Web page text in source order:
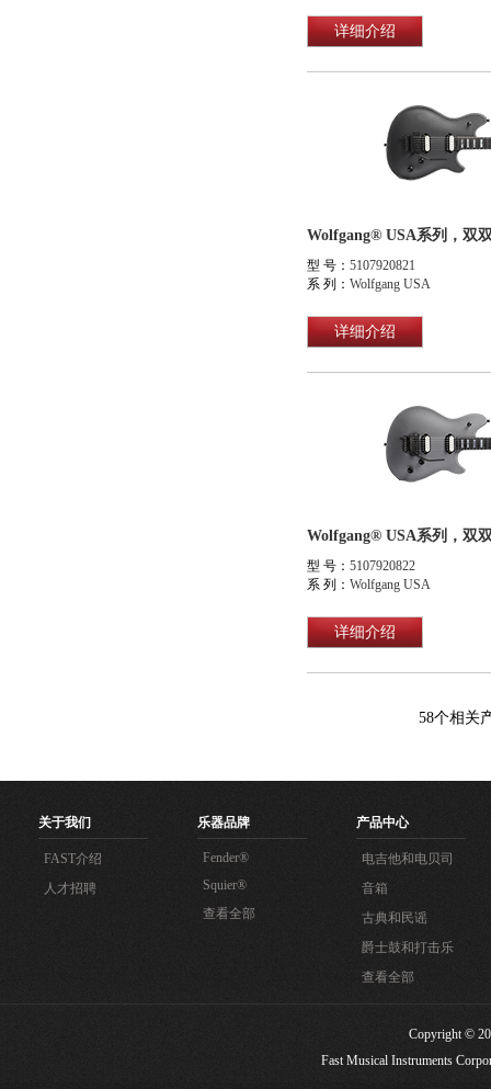
详细介绍
型 号： 5107920821
系 列： Wolfgang USA
详细介绍
型 号： 5107920822
系 列： Wolfgang USA
详细介绍
58个相关
关于我们
FAST介绍
人才招聘
乐器品牌
Fender®
Squier®
查看全部
产品中心
电吉他和电贝司
音箱
古典和民谣
爵士鼓和打击乐
查看全部
Copyright ©
Fast Musical Instruments